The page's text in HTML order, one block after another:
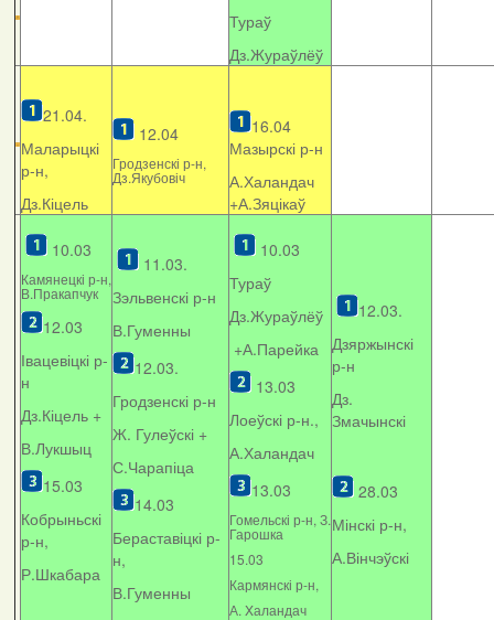
Тураў
Дз.Жураўлёў
21.04.
Маларыцкі
р-н,
Дз.Кіцель
12.04
Гродзенскі р-н,
Дз.Якубовіч
16.04
Мазырскі р-н
А.Халандач
+А.Зяцікаў
10.03
Камянецкі р-н,
В.Пракапчук
12.03
Івацевіцкі р-
н
Дз.Кіцель +
В.Лукшыц
15.03
Кобрыньскі
р-н,
Р.Шкабара
11.03.
Зэльвенскі р-н
В.Гуменны
12.03.
Гродзенскі р-н
Ж. Гулеўскі +
С.Чарапіца
14.03
Бераставіцкі р-
н,
В.Гуменны
10.03
Тураў
Дз.Жураўлёў
+А.Парейка
13.03
Лоеўскі р-н.,
А.Халандач
13.03
Гомельскі р-н, З.
Гарошка
15.03
Кармянскі р-н,
А. Xаландач
12.03.
Дзяржынскі
р-н
Дз.
Змачынскі
28.03
Мінскі р-н,
А.Вінчэўскі